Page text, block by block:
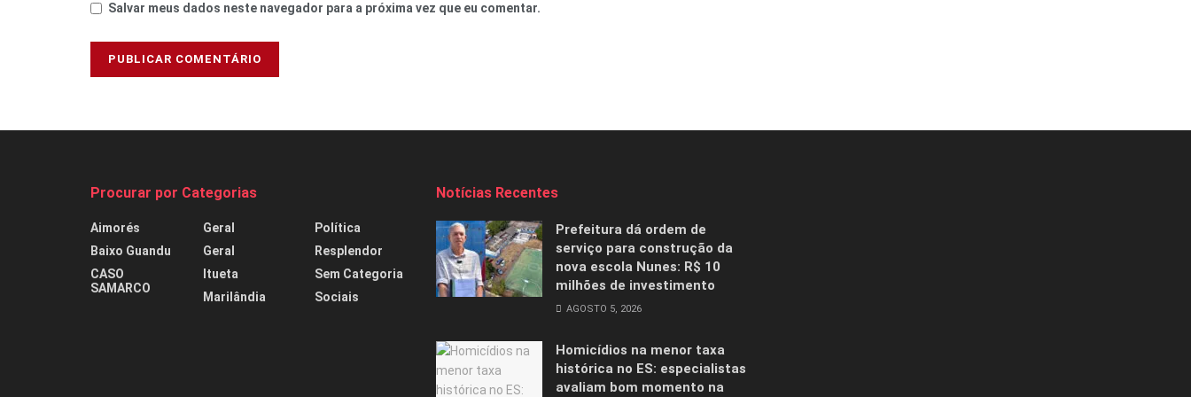
Salvar meus dados neste navegador para a próxima vez que eu comentar.
Procurar por Categorias
Aimorés
Baixo Guandu
CASO
SAMARCO
Geral
Geral
Itueta
Marilândia
Política
Resplendor
Sem Categoria
Sociais
Notícias Recentes
Prefeitura dá ordem de
serviço para construção da
nova escola Nunes: R$ 10
milhões de investimento
AGOSTO 5, 2026
Homicídios na menor taxa
histórica no ES: especialistas
avaliam bom momento na